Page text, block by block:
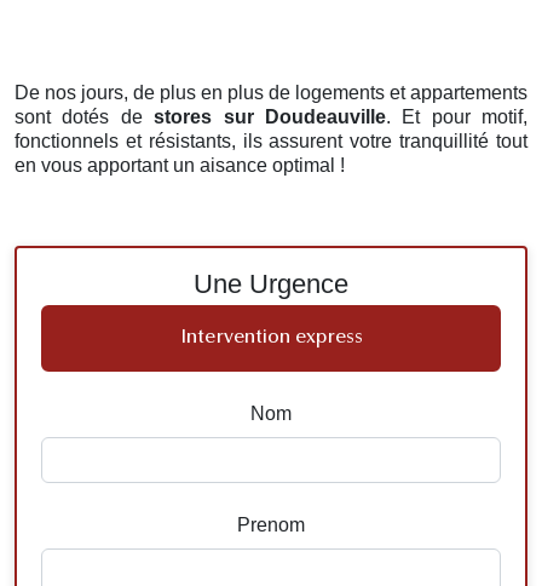
De nos jours, de plus en plus de logements et appartements
sont dotés destores sur Doudeauville. Et pour motif,
fonctionnels et résistants, ils assurent votre tranquillité tout
en vous apportant un aisance optimal !
Une Urgence
Intervention express
Nom
Prenom